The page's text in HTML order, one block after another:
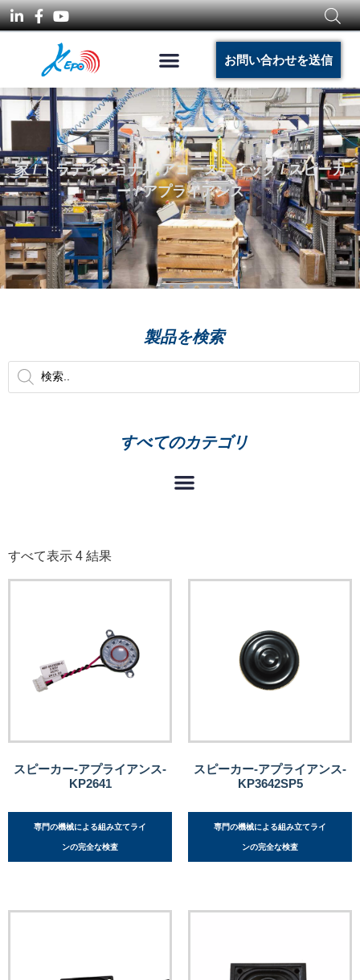
お問い合わせを送信
家/トラディショナル アコースティック/スピーカ
ー/ アプライアンス
製品を検索
すべてのカテゴリ
すべて表示 4 結果
スピーカー-アプライアンス-
KP2641
専門の機械による組み立てライ
ンの完全な検査
スピーカー-アプライアンス-
KP3642SP5
専門の機械による組み立てライ
ンの完全な検査